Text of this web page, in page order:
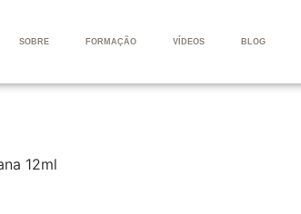
SOBRE FORMAÇÃO VÍDEOS BLOG
12ml